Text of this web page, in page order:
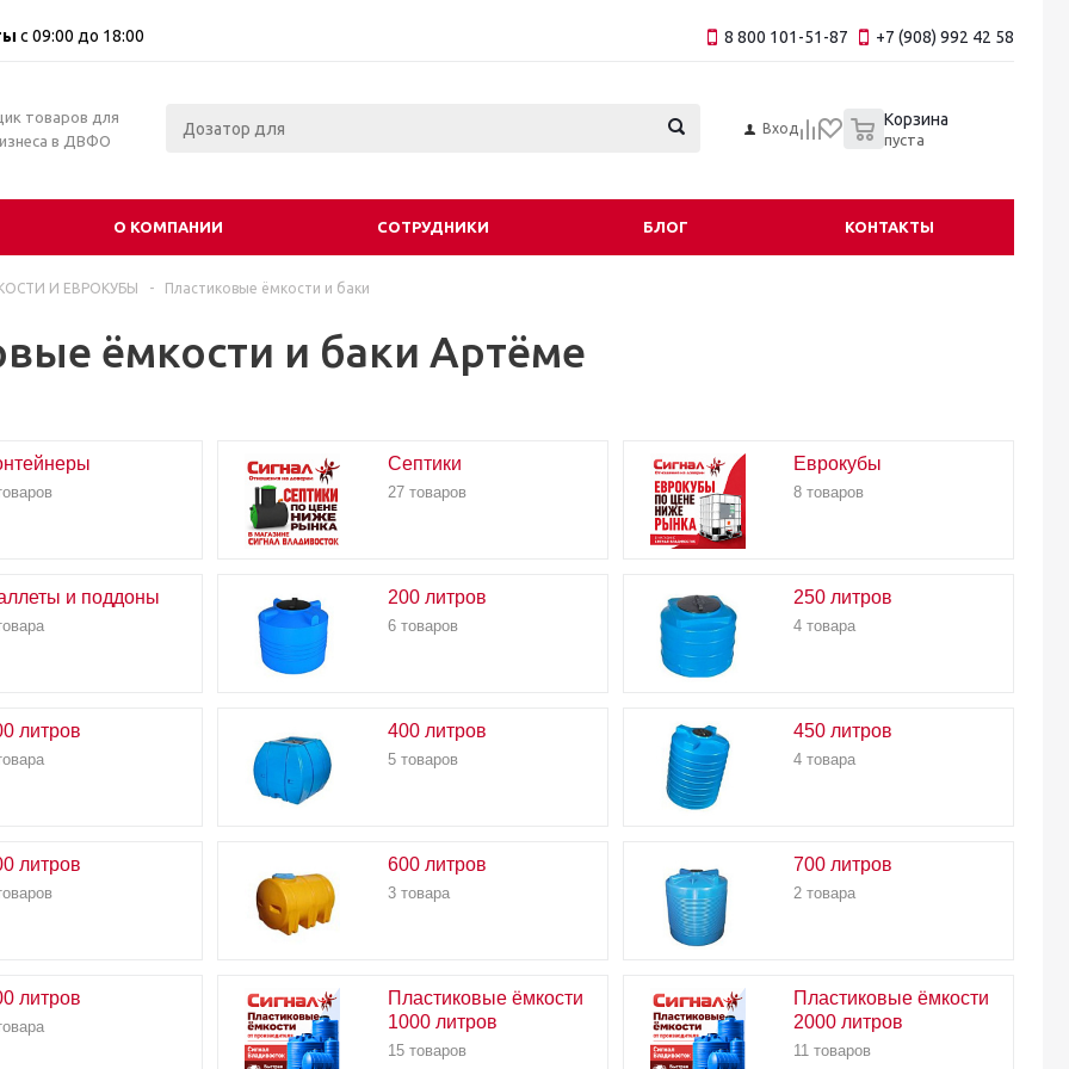
с 09:00 до 18:00 8 800 101-51-87 +7 (908) 992 42 58
товаров для
в ДВФО
Вход Корзина
пуста
О КОМПАНИИ СОТРУДНИКИ БЛОГ КОНТАКТЫ
И ЕВРОКУБЫ - Пластиковые ёмкости и баки
ёмкости и баки Артёме
Септики
27 товаров
Еврокубы
8 товаров
и поддоны 200 литров
6 товаров
250 литров
4 товара
литров 400 литров
5 товаров
450 литров
4 товара
литров 600 литров
3 товара
700 литров
2 товара
литров
Пластиковые ёмкости
1000 литров
15 товаров
Пластиковые ёмкости
2000 литров
11 товаров